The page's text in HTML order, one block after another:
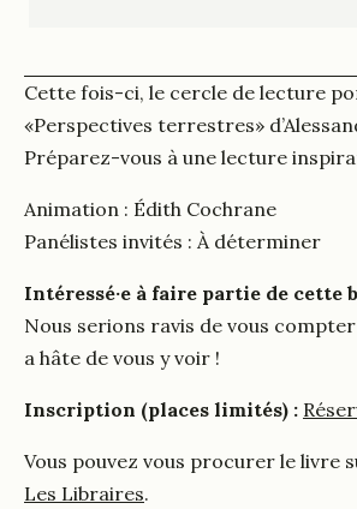
Cette fois-ci, le cercle de lecture
«Perspectives terrestres»
Préparez-vous à une lecture
Animation : Édith Cochrane
Panélistes invités : À déterminer
Intéressé·e à faire partie de cette
Nous serions ravis de vous
a hâte de vous y voir !
Inscription (places limités) :
Vous pouvez vous procurer le livre
Les Libraires.